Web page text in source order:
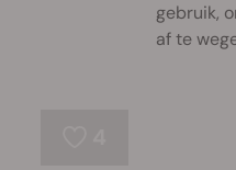
gebruik,
af te